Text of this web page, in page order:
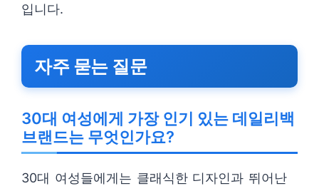
입니다.
자주 묻는 질문
30대 여성에게 가장 인기 있는 데일리백
브랜드는 무엇인가요?
30대 여성들에게는 클래식한 디자인과 뛰어난